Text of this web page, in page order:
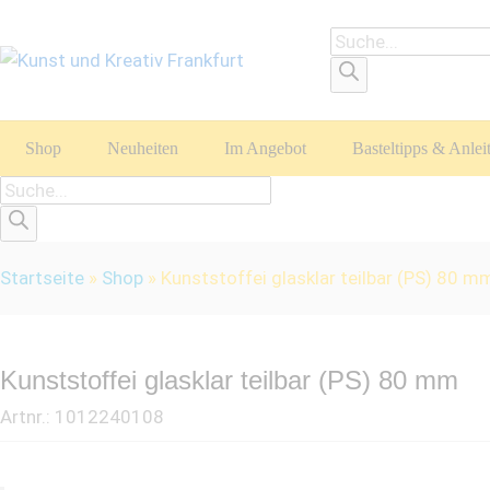
P
s
r
c
Shop Neuheiten Im Angebot Basteltipps &
P
d
t
s
Startseite » Shop » Kunststoffei glasklar teilbar (PS) 80
Kunststoffei glasklar teilbar (PS) 80 mm
Artnr.: 1012240108